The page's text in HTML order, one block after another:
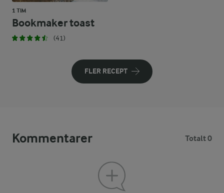
1 TIM
Bookmaker toast
(41)
FLER RECEPT
Kommentarer Totalt 0